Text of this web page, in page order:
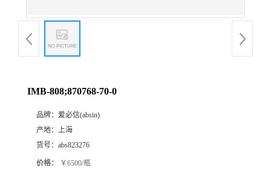
IMB-808;870768-70-0
品牌： 爱必信(absin)
产地： 上海
货号： abs823276
价格： ￥6500/瓶